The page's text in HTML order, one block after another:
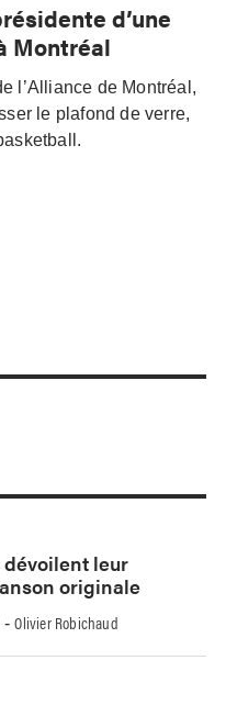
d’une
Montréal
l’Alliance de Montréal,
le plafond de verre,
dévoilent leur
originale
-Olivier Robichaud